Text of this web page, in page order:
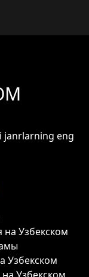
janrlarning eng
на Узбекском
Узбекском